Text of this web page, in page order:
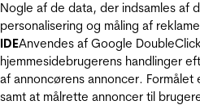
Nogle af de data, der indsamles af
personalisering og måling af
IDEAnvendes af Google
hjemmesidebrugerens handlinger
af annoncørens annoncer.
samt at målrette annoncer til